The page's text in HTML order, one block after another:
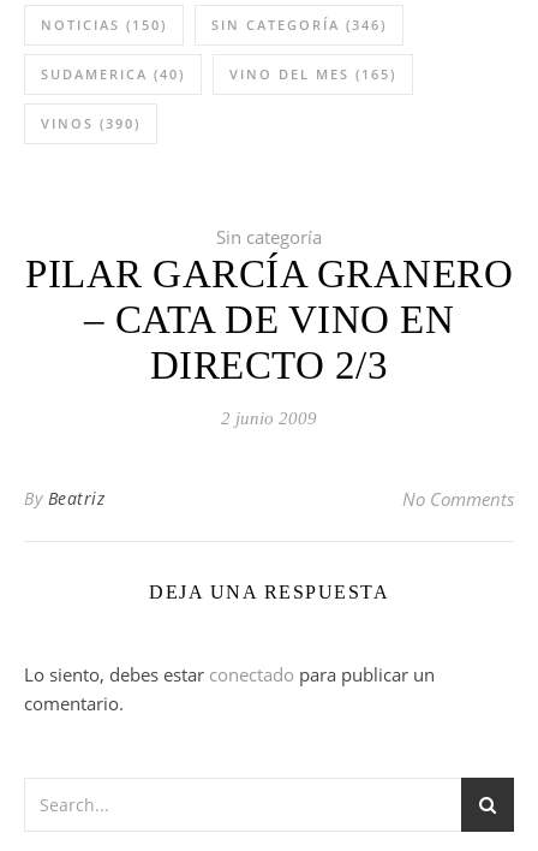
NOTICIAS (150) SIN CATEGORÍA (346)
SUDAMERICA (40) VINO DEL MES (165)
VINOS (390)
Sin categoría
PILAR GARCÍA GRANERO
– CATA DE VINO EN
DIRECTO 2/3
2 junio 2009
By Beatriz No Comments
DEJA UNA RESPUESTA
Lo siento, debes estar conectado para publicar un
comentario.